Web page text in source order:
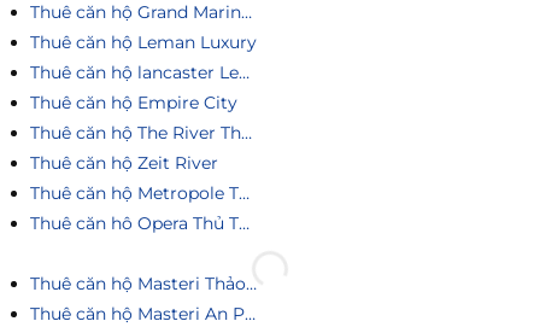
Thuê căn hộ Grand Marina Saigon
Thuê căn hộ Leman Luxury
Thuê căn hộ lancaster Legacy
Thuê căn hộ Empire City
Thuê căn hộ The River Thủ Thiêm
Thuê căn hộ Zeit River
Thuê căn hộ Metropole Thủ Thiêm
Thuê căn hô Opera Thủ Thiêm
Thuê căn hộ Masteri Thảo Điền
Thuê căn hộ Masteri An Phú